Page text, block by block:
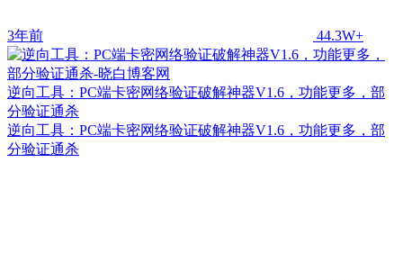
3年前 44.3W+
逆向工具：PC端卡密网络验证破解神器V1.6，功能更多，部
分验证通杀
逆向工具：PC端卡密网络验证破解神器V1.6，功能更多，部
分验证通杀